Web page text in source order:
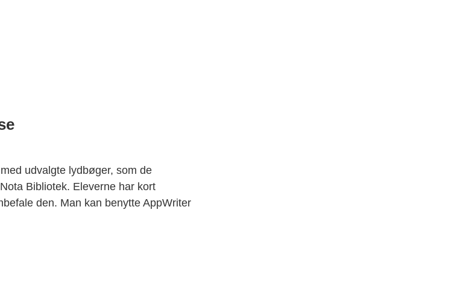
udvalgte lydbøger, som de
Bibliotek. Eleverne har kort
den. Man kan benytte AppWriter